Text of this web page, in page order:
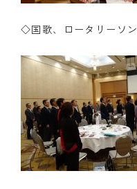
◇国歌、ロータリーソ